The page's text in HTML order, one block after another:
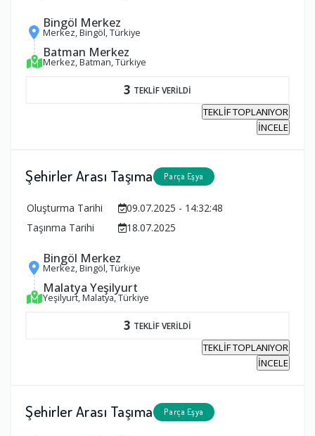
Bingöl Merkez
Merkez, Bingöl, Türkiye
Batman Merkez
Merkez, Batman, Türkiye
3 TEKLİF VERİLDİ
TEKLİF TOPLANIYOR
İNCELE
Şehirler Arası Taşıma Parça Eşya
Oluşturma Tarihi
09.07.2025 - 14:32:48
Taşınma Tarihi
18.07.2025
Bingöl Merkez
Merkez, Bingöl, Türkiye
Malatya Yeşilyurt
Yeşilyurt, Malatya, Türkiye
3 TEKLİF VERİLDİ
TEKLİF TOPLANIYOR
İNCELE
Şehirler Arası Taşıma Parça Eşya